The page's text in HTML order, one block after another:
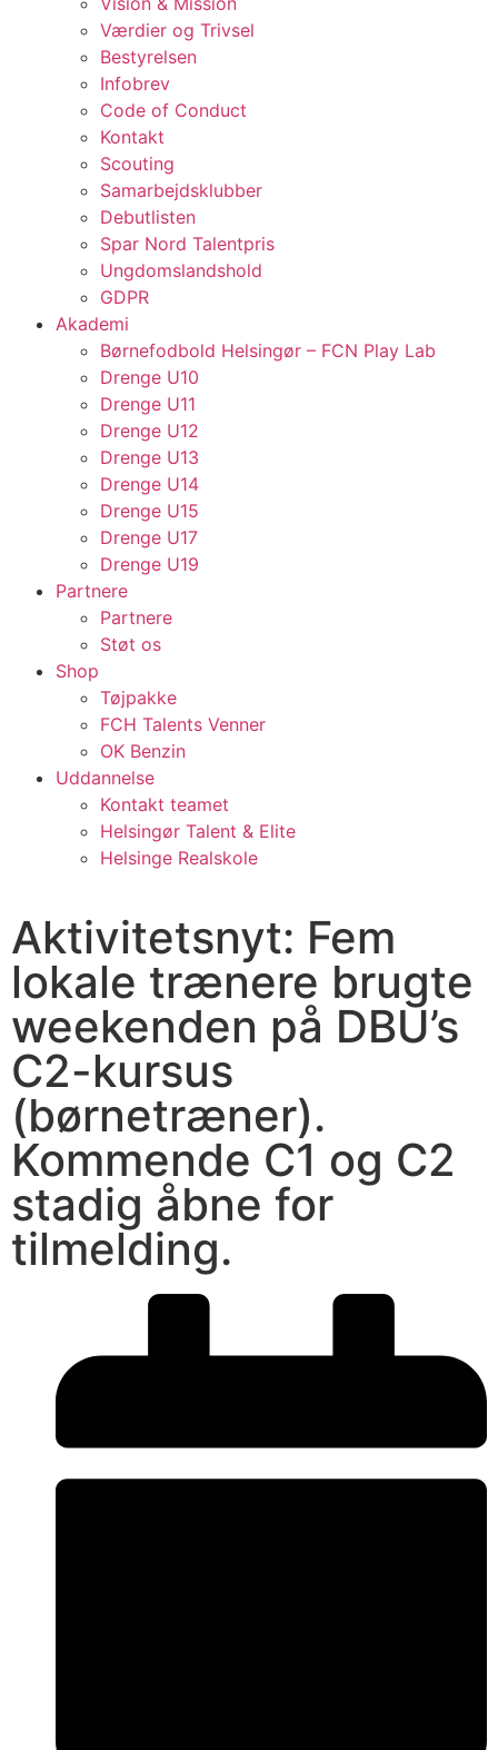
Værdier og Trivsel
Bestyrelsen
Infobrev
Code of Conduct
Kontakt
Scouting
Samarbejdsklubber
Debutlisten
Spar Nord Talentpris
Ungdomslandshold
GDPR
Akademi
Børnefodbold Helsingør – FCN Play Lab
Drenge U10
Drenge U11
Drenge U12
Drenge U13
Drenge U14
Drenge U15
Drenge U17
Drenge U19
Partnere
Partnere
Støt os
Shop
Tøjpakke
FCH Talents Venner
OK Benzin
Uddannelse
Kontakt teamet
Helsingør Talent & Elite
Helsinge Realskole
Aktivitetsnyt: Fem
lokale trænere brugte
weekenden på DBU’s
C2-kursus
(børnetræner).
Kommende C1 og C2
stadig åbne for
tilmelding.